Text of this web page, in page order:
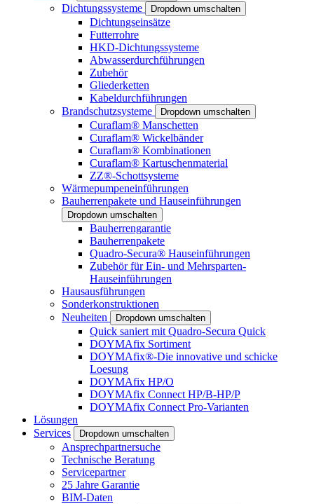
Dichtungssysteme Dropdown umschalten
Dichtungseinsätze
Futterrohre
HKD-Dichtungssysteme
Abwasserdurchführungen
Zubehör
Gliederketten
Kabeldurchführungen
Brandschutzsysteme
Dropdown umschalten
Curaflam® Manschetten
Curaflam® Wickelbänder
Curaflam® Kombinationen
Curaflam® Kartuschenmaterial
ZZ®-Schottsysteme
Wärmepumpeneinführungen
Bauherrenpakete und Hauseinführungen
Dropdown umschalten
Bauherrengarantie
Bauherrenpakete
Quadro-Secura® Hauseinführungen
Zubehör für Ein- und Mehrsparten-
Hauseinführungen
Hausausführungen
Sonderkonstruktionen
Neuheiten
Dropdown umschalten
Quick saniert mit Quadro-Secura Quick
DOYMAfix Sortiment
DOYMAfix®-Die innovative und schicke
Loesung
DOYMAfix HP/O
DOYMAfix Connect HP/B-HP/P
DOYMAfix Connect Pro-Varianten
Lösungen
Services
Dropdown umschalten
Ansprechpartnersuche
Technische Beratung
Servicepartner
25 Jahre Garantie
BIM-Daten